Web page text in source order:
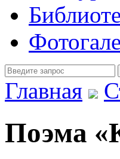
Главная
Поэма